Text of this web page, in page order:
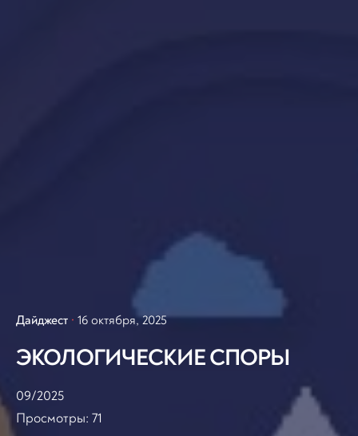
Дайджест 16 октября, 2025
ЭКОЛОГИЧЕСКИЕ СПОРЫ
09/2025
Просмотры: 71